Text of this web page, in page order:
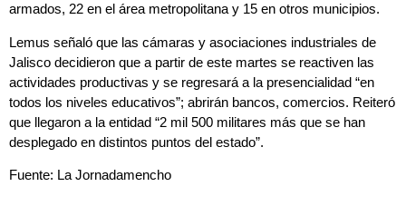
armados, 22 en el área metropolitana y 15 en otros municipios.
Lemus señaló que las cámaras y asociaciones industriales de
Jalisco decidieron que a partir de este martes se reactiven las
actividades productivas y se regresará a la presencialidad “en
todos los niveles educativos”; abrirán bancos, comercios. Reiteró
que llegaron a la entidad “2 mil 500 militares más que se han
desplegado en distintos puntos del estado”.
Fuente: La Jornadamencho